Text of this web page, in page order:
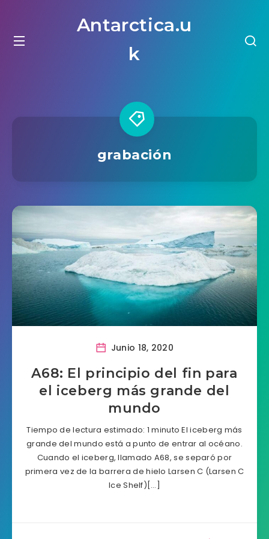
Antarctica.u
k
grabación
Junio 18, 2020
A68: El principio del fin para
el iceberg más grande del
mundo
Tiempo de lectura estimado: 1 minuto El iceberg más
grande del mundo está a punto de entrar al océano.
Cuando el iceberg, llamado A68, se separó por
primera vez de la barrera de hielo Larsen C (Larsen C
Ice Shelf)[…]